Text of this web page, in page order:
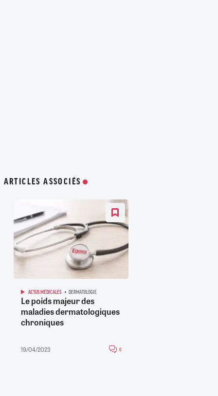
ARTICLES ASSOCIÉS
ACTUS MÉDICALES DERMATOLOGIE
Le poids majeur des
maladies dermatologiques
chroniques
19/04/2023 0